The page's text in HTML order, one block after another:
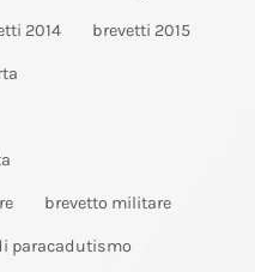
2014 brevetti 2015
brevetto militare
paracadutismo